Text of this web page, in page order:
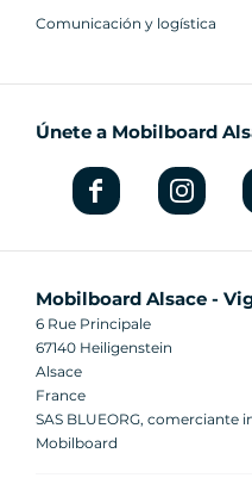
Comunicación y logística
Únete a Mobilboard
Mobilboard Alsace -
6 Rue Principale
67140 Heiligenstein
Alsace
France
SAS BLUEORG, comerciante
Mobilboard